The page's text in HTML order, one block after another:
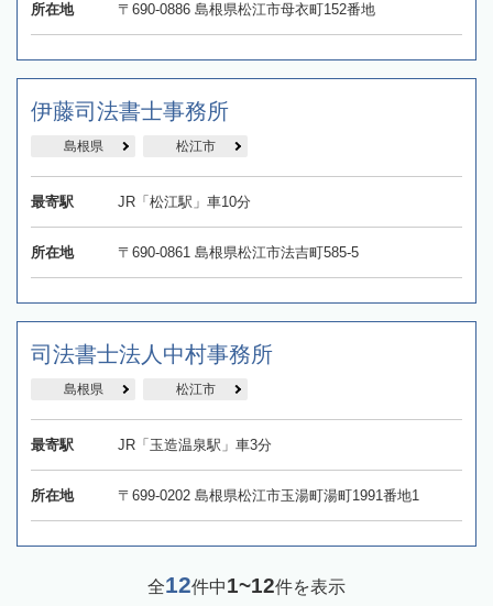
所在地 〒690-0886 島根県松江市母衣町152番地
伊藤司法書士事務所
島根県 松江市
最寄駅 JR「松江駅」車10分
所在地 〒690-0861 島根県松江市法吉町585-5
司法書士法人中村事務所
島根県 松江市
最寄駅 JR「玉造温泉駅」車3分
所在地 〒699-0202 島根県松江市玉湯町湯町1991番地1
全12件中1~12件を表示